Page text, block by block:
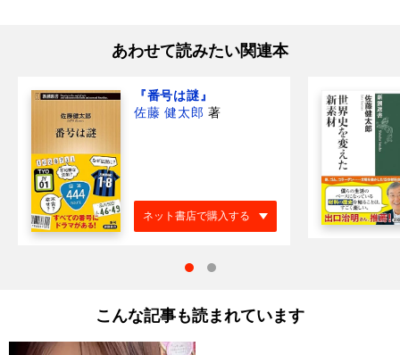
あわせて読みたい関連本
『番号は謎』
佐藤 健太郎 著
ネット書店で購入する
こんな記事も読まれています